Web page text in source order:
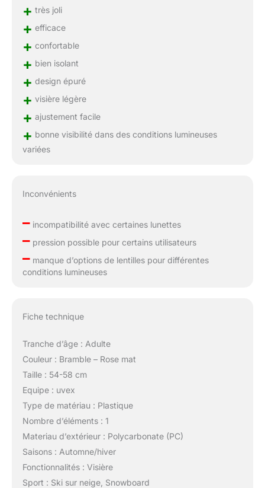
+ très joli
+ efficace
+ confortable
+ bien isolant
+ design épuré
+ visière légère
+ ajustement facile
+ bonne visibilité dans des conditions lumineuses
variées
Inconvénients
–incompatibilité avec certaines lunettes
–pression possible pour certains utilisateurs
–manque d’options de lentilles pour différentes
conditions lumineuses
Fiche technique
Tranche d’âge : Adulte
Couleur : Bramble – Rose mat
Taille : 54-58 cm
Equipe : uvex
Type de matériau : Plastique
Nombre d’éléments : 1
Materiau d’extérieur : Polycarbonate (PC)
Saisons : Automne/hiver
Fonctionnalités : Visière
Sport : Ski sur neige, Snowboard